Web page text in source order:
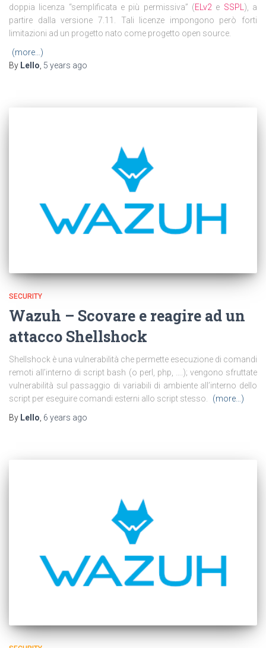
doppia licenza “semplificata e più permissiva” (ELv2 e SSPL), a
partire dalla versione 7.11. Tali licenze impongono però forti
limitazioni ad un progetto nato come progetto open source.
(more…)
By Lello, 5 years ago
SECURITY
Wazuh – Scovare e reagire ad un
attacco Shellshock
Shellshock è una vulnerabilità che permette esecuzione di comandi
remoti all’interno di script bash (o perl, php, ….); vengono sfruttate
vulnerabilità sul passaggio di variabili di ambiente all’interno dello
script per eseguire comandi esterni allo script stesso.
(more…)
By Lello 6 years ago